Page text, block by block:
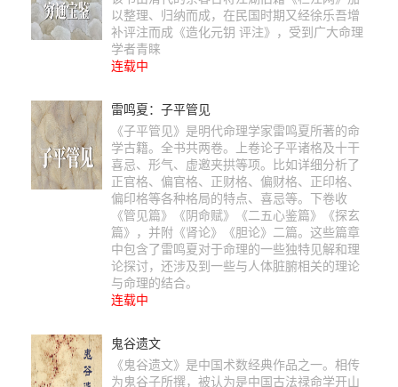
以整理、归纳而成，在民国时期又经徐乐吾增
补评注而成《造化元钥 评注》，受到广大命理
学者青睐
连载中
雷鸣夏：子平管见
《子平管见》是明代命理学家雷鸣夏所著的命
学古籍。全书共两卷。上卷论子平诸格及十干
喜忌、形气、虚邀夹拱等项。比如详细分析了
正官格、偏官格、正财格、偏财格、正印格、
偏印格等各种格局的特点、喜忌等。下卷收
《管见篇》《阴命赋》《二五心鉴篇》《探玄
篇》，并附《肾论》《胆论》二篇。这些篇章
中包含了雷鸣夏对于命理的一些独特见解和理
论探讨，还涉及到一些与人体脏腑相关的理论
与命理的结合。
连载中
鬼谷遗文
《鬼谷遗文》是中国术数经典作品之一。相传
为鬼谷子所撰，被认为是中国古法禄命学开山